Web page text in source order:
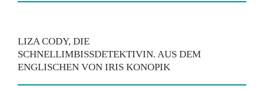
LIZA CODY, DIE
SCHNELLIMBISSDETEKTIVIN. AUS DEM
ENGLISCHEN VON IRIS KONOPIK